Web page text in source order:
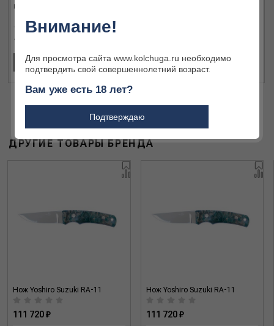
коллекц. уп-ке
176 400 ₽
В КОРЗИНУ В КОРЗИНУ
ДРУГИЕ ТОВАРЫ БРЕНДА
Нож Yoshiro Suzuki RA-11
111 720 ₽
Нож Yoshiro Suzuki RA-11
111 720 ₽
Внимание!
Для просмотра сайта www.kolchuga.ru необходимо
подтвердить свой совершеннолетний возраст.
Вам уже есть 18 лет?
Подтверждаю